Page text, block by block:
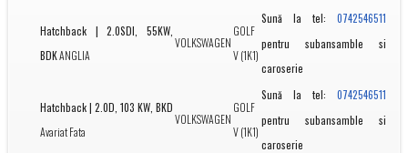
Hatchback | 2.0SDI, 55KW,
BDKANGLIA
VOLKSWAGEN
GOLF
V (1K1)
Sună la tel: 0742546511
pentru subansamble si
caroserie
Hatchback | 2.0D, 103 KW, BKD
Avariat Fata
VOLKSWAGEN
GOLF
V (1K1)
Sună la tel: 0742546511
pentru subansamble si
caroserie